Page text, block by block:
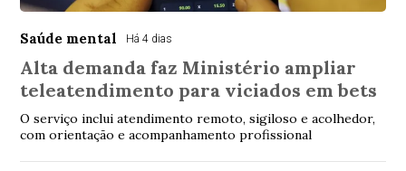
Saúde mental Há 4 dias
Alta demanda faz Ministério ampliar
teleatendimento para viciados em bets
O serviço inclui atendimento remoto, sigiloso e acolhedor,
com orientação e acompanhamento profissional